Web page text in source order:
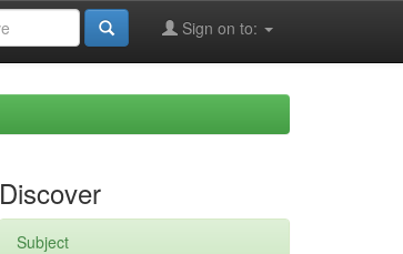
Sign on to:
Discover
Subject